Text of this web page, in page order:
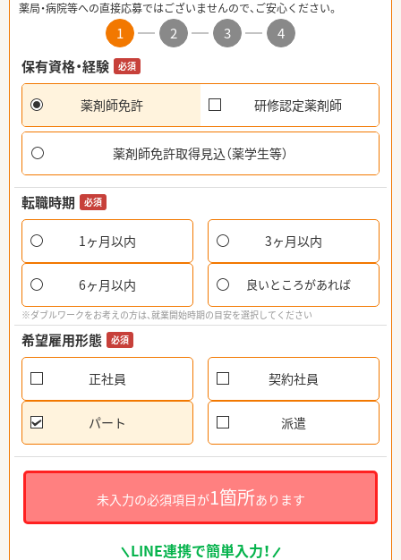
薬局・病院等への直接応募ではございませんので、ご安心ください。
1 2 3
4
保有資格・経験
必須
薬剤師免許 研修認定薬剤師
薬剤師免許取得見込（薬学生等）
転職時期 必須
1ヶ月以内 3ヶ月以内
6ヶ月以内 良いところがあれば
※ダブルワークをお考えの方は、就業開始時期の目安を選択してください
希望雇用形態 必須
正社員 契約社員
パート 派遣
未入力の必須項目が1箇所あります
LINE連携で簡単入力！